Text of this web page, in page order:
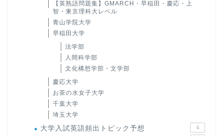
【英熟語問題集】GMARCH・早稲田・慶応・上
智・東京理科大レベル
青山学院大学
早稲田大学
法学部
人間科学部
文化構想学部・文学部
慶応大学
お茶の水女子大学
千葉大学
埼玉大学
大学入試英語頻出トピック予想 4